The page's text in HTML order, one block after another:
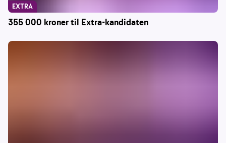
355 000 kroner til Extra-kandidaten
EXTRA